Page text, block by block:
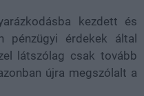
kezdett és
pénzügyi érdekek által
látszólag csak tovább
újra megszólalt a